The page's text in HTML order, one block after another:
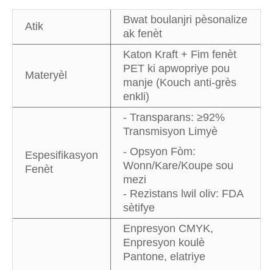
Atik
Bwat boulanjri pèsonalize
ak fenèt
Materyèl
Katon Kraft + Fim fenèt
PET ki apwopriye pou
manje (Kouch anti-grès
enkli)
Espesifikasyon
Fenèt
- Transparans: ≥92%
Transmisyon Limyè
- Opsyon Fòm:
Wonn/Kare/Koupe sou
mezi
- Rezistans lwil oliv: FDA
sètifye
Enpresyon CMYK,
Enpresyon koulè
Pantone, elatriye